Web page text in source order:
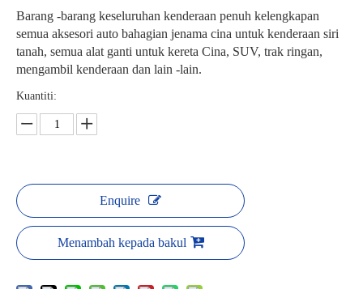
Barang -barang keseluruhan kenderaan penuh kelengkapan
semua aksesori auto bahagian jenama cina untuk kenderaan siri
tanah, semua alat ganti untuk kereta Cina, SUV, trak ringan,
mengambil kenderaan dan lain -lain.
Kuantiti:
Enquire
Menambah kepada bakul